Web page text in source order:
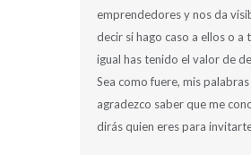
emprendedores y nos da
decir si hago caso a ellos o a
igual has tenido el valor de
Sea como fuere, mis
agradezco saber que me
dirás quien eres para